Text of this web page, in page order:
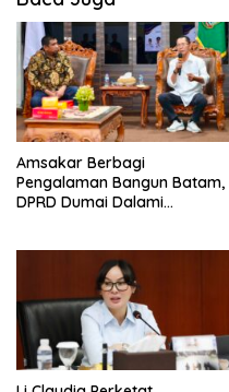
Amsakar Berbagi
Pengalaman Bangun Batam,
DPRD Dumai Dalami